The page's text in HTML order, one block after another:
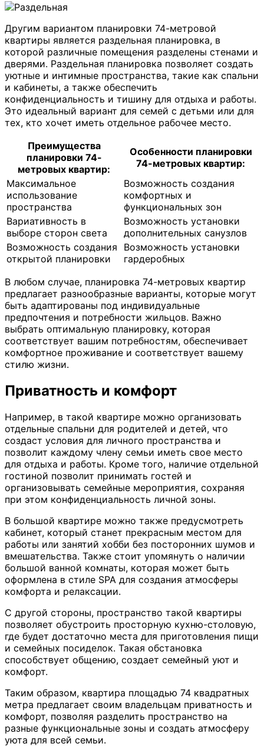
Другим вариантом планировки 74-метровой
квартиры является раздельная планировка, в
которой различные помещения разделены стенами и
дверями. Раздельная планировка позволяет создать
уютные и интимные пространства, такие как спальни
и кабинеты, а также обеспечить
конфиденциальность и тишину для отдыха и работы.
Это идеальный вариант для семей с детьми или для
тех, кто хочет иметь отдельное рабочее место.
Преимущества
планировки 74-
метровых квартир:
Особенности планировки
74-метровых квартир:
Максимальное
использование
пространства
Возможность создания
комфортных и
функциональных зон
Вариативность в
выборе сторон света
Возможность установки
дополнительных санузлов
Возможность создания
открытой планировки
Возможность установки
гардеробных
В любом случае, планировка 74-метровых квартир
предлагает разнообразные варианты, которые могут
быть адаптированы под индивидуальные
предпочтения и потребности жильцов. Важно
выбрать оптимальную планировку, которая
соответствует вашим потребностям, обеспечивает
комфортное проживание и соответствует вашему
стилю жизни.
Приватность и комфорт
Например, в такой квартире можно организовать
отдельные спальни для родителей и детей, что
создаст условия для личного пространства и
позволит каждому члену семьи иметь свое место
для отдыха и работы. Кроме того, наличие отдельной
гостиной позволит принимать гостей и
организовывать семейные мероприятия, сохраняя
при этом конфиденциальность личной зоны.
В большой квартире можно также предусмотреть
кабинет, который станет прекрасным местом для
работы или занятий хобби без посторонних шумов и
вмешательства. Также стоит упомянуть о наличии
большой ванной комнаты, которая может быть
оформлена в стиле SPA для создания атмосферы
комфорта и релаксации.
С другой стороны, пространство такой квартиры
позволяет обустроить просторную кухню-столовую,
где будет достаточно места для приготовления пищи
и семейных посиделок. Такая обстановка
способствует общению, создает семейный уют и
комфорт.
Таким образом, квартира площадью 74 квадратных
метра предлагает своим владельцам приватность и
комфорт, позволяя разделить пространство на
разные функциональные зоны и создать атмосферу
уюта для всей семьи.